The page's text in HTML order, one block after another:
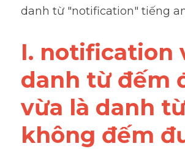
danh từ "notification" tiếng
I. notification
danh từ đếm
vừa là danh
không đếm